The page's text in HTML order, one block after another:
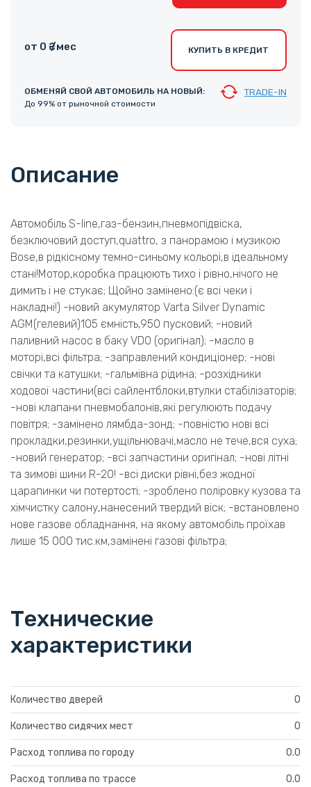
от 0 ₴ /мес КУПИТЬ В КРЕДИТ
ОБМЕНЯЙ СВОЙ АВТОМОБИЛЬ НА НОВЫЙ:
До 99% от рыночной стоимости
TRADE-IN
Технические
характеристики
Количество дверей 0
Количество сидячих мест 0
Расход топлива по городу 0.0
Расход топлива по трассе 0.0
Описание
Автомобіль S-line,газ-бензин,пневмопідвіска,
безключовий доступ,quattro, з панорамою і музикою
Bose,в рідкісному темно-синьому кольорі,в ідеальному
стані!Мотор,коробка працюють тихо і рівно,нічого не
димить і не стукає; Щойно замінено:(є всі чеки і
накладні!) -новий акумулятор Varta Silver Dynamic
AGM(гелевий)105 ємність,950 пусковий; -новий
паливний насос в баку VDO (оригінал); -масло в
моторі,всі фільтра; -заправлений кондиціонер; -нові
свічки та катушки; -гальмівна рідина; -розхідники
ходової частини(всі сайлентблоки,втулки стабілізаторів;
-нові клапани пневмобалонів,які регулюють подачу
повітря; -замінено лямбда-зонд; -повністю нові всі
прокладки,резинки,ущільнювачі,масло не тече,вся суха;
-новий генератор; -всі запчастини оригінал; -нові літні
та зимові шини R-20! -всі диски рівні,без жодної
царапинки чи потертості; -зроблено поліровку кузова та
хімчистку салону,нанесений твердий віск; -встановлено
нове газове обладнання, на якому автомобіль проїхав
лише 15 000 тис.км,замінені газові фільтра;